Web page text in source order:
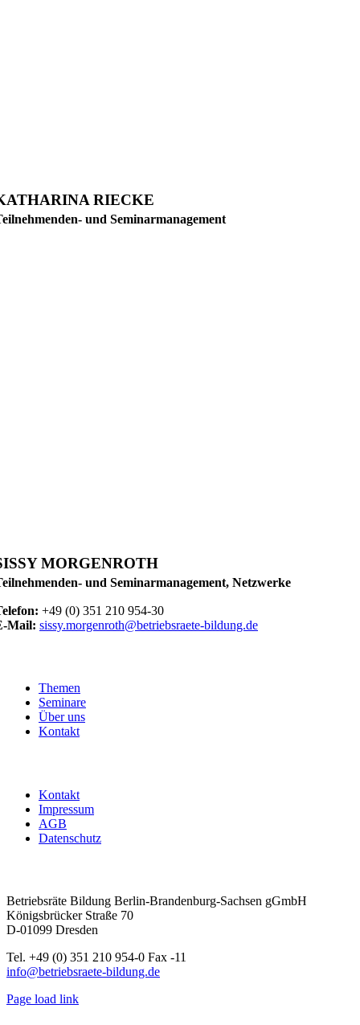
RIECKE
und Seminarmanagement
MORGENROTH
und Seminarmanagement, Netzwerke
+49 (0) 351 210 954-30
Mail: sissy.morgenroth@betriebsraete-bildung.de
Themen
Seminare
Über uns
Kontakt
Kontakt
Impressum
AGB
Datenschutz
Betriebsräte Bildung Berlin-Brandenburg-Sachsen gGmbH
Königsbrücker Straße 70
D-01099 Dresden
Tel. +49 (0) 351 210 954-0 Fax -11
info@betriebsraete-bildung.de
Page load link